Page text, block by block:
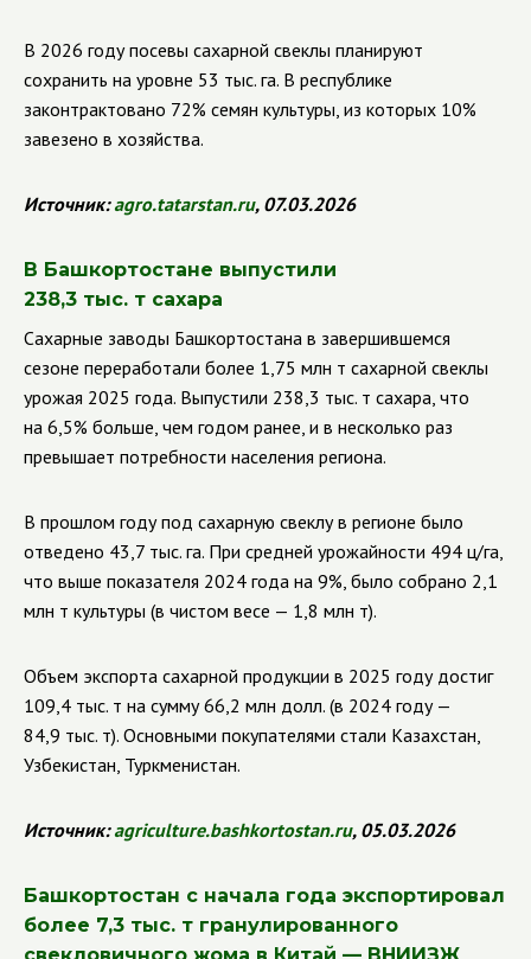
В 2026 году посевы сахарной свеклы планируют
сохранить на уровне 53 тыс. га. В республике
законтрактовано 72% семян культуры, из которых 10%
завезено в хозяйства.
Источник:agro.tatarstan.ru, 07.03.2026
В Башкортостане выпустили
238,3 тыс. т сахара
Сахарные заводы Башкортостана в завершившемся
сезоне переработали более 1,75 млн т сахарной свеклы
урожая 2025 года. Выпустили 238,3 тыс. т сахара, что
на 6,5% больше, чем годом ранее, и в несколько раз
превышает потребности населения региона.
В прошлом году под сахарную свеклу в регионе было
отведено 43,7 тыс. га. При средней урожайности 494 ц/га,
что выше показателя 2024 года на 9%, было собрано 2,1
млн т культуры (в чистом весе — 1,8 млн т).
Объем экспорта сахарной продукции в 2025 году достиг
109,4 тыс. т на сумму 66,2 млн долл. (в 2024 году —
84,9 тыс. т). Основными покупателями стали Казахстан,
Узбекистан, Туркменистан.
Источник:agriculture.bashkortostan.ru, 05.03.2026
Башкортостан с начала года экспортировал
более 7,3 тыс. т гранулированного